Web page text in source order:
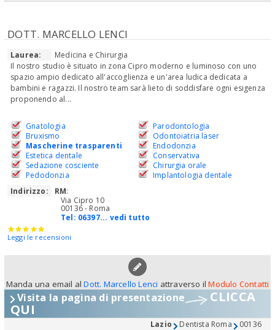
DOTT. MARCELLO LENCI
Laurea:
Medicina e Chirurgia
Il nostro studio è situato in zona Cipro moderno e luminoso con uno
spazio ampio dedicato all'accoglienza e un'area ludica dedicata a
bambini e ragazzi. Il nostro team sarà lieto di soddisfare ogni esigenza
proponendo al...
Gnatologia
Bruxismo
Mascherine trasparenti
Estetica dentale
Sedazione cosciente
Pedodonzia
Parodontologia
Odontoiatria laser
Endodonzia
Conservativa
Chirurgia orale
Implantologia dentale
Indirizzo:
RM:
Via Cipro 10
00136 - Roma
Tel: 06397... vedi tutto
Leggi le recensioni
Manda una email alDott. Marcello Lenci attraverso ilModulo Contatti
Visita la pagina di presentazione CLICCA
QUI
Lazio Dentista Roma 00136